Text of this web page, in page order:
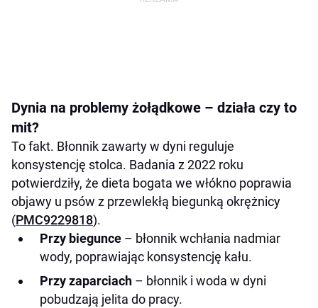
Dynia na problemy żołądkowe – działa czy to
mit?
To fakt. Błonnik zawarty w dyni reguluje
konsystencję stolca. Badania z 2022 roku
potwierdziły, że dieta bogata we włókno poprawia
objawy u psów z przewlekłą biegunką okrężnicy
(PMC9229818).
Przy biegunce – błonnik wchłania nadmiar
wody, poprawiając konsystencję kału.
Przy zaparciach – błonnik i woda w dyni
pobudzają jelita do pracy.